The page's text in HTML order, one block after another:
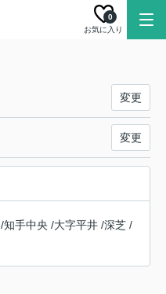
お気に入り
0
変更
変更
/知手中央 /大字平井 /深芝 /